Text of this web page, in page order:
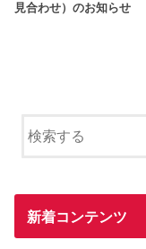
見合わせ）のお知らせ
新着コンテンツ